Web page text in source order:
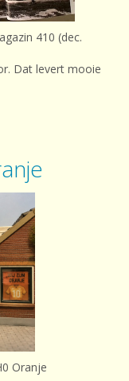
410 (dec.
Dat levert mooie
Oranje